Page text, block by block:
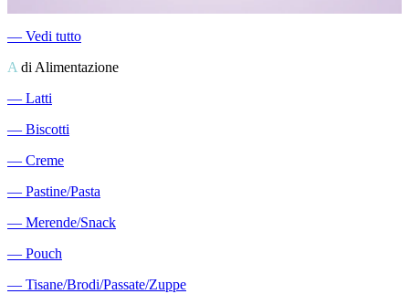
― Vedi tutto
A di Alimentazione
― Latti
― Biscotti
― Creme
― Pastine/Pasta
― Merende/Snack
― Pouch
― Tisane/Brodi/Passate/Zuppe